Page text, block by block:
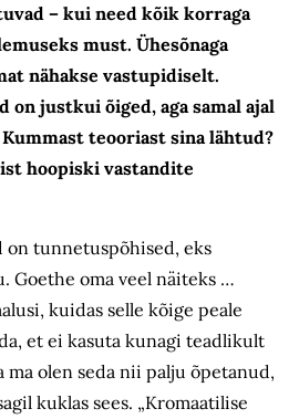
– kui need kõik korraga
must. Ühesõnaga
nähakse vastupidiselt.
on justkui õiged, aga samal ajal
teooriast sina lähtud?
hoopiski vastandite
on tunnetuspõhised, eks
Goethe oma veel näiteks …
kuidas selle kõige peale
et ei kasuta kunagi teadlikult
ma olen seda nii palju õpetanud,
kuklas sees. „Kromaatilise